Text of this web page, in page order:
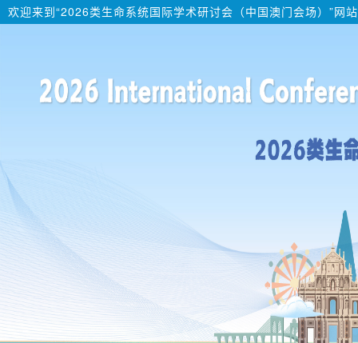
欢迎来到“2026类生命系统国际学术研讨会（中国澳门会场）”网